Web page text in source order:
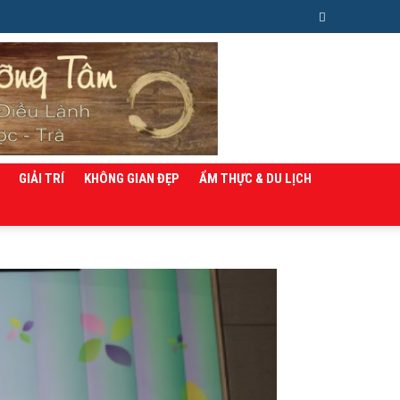
GIẢI TRÍ KHÔNG GIAN ĐẸP ẨM THỰC & DU LỊCH